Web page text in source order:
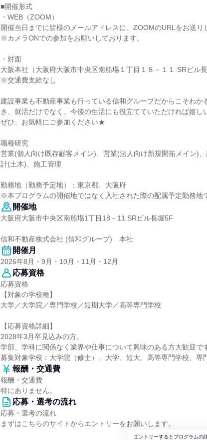
■開催形式
・WEB（ZOOM）
開催当日までに皆様のメールアドレスに、ZOOMのURLをお送り
※カメラONでの参加をお願いしております。
・対面
大阪本社（大阪府大阪市中央区南船場１丁目１８－１１ SRビル長
※交通費支給なし
建設事業も不動産事業も行っている信和グループだからこそわ
き、就活だけでなく、今後の生活にも役立てていただければ嬉し
ぜひ、お気軽にご参加ください★
職種研究
営業(個人向け既存顧客メイン)、営業(法人向け新規開拓メイン)
計(土木)、施工管理
勤務地（勤務予定地）：東京都、大阪府
※本プログラムの開催地ではなく入社された際の配属予定勤務地
開催地
大阪府大阪市中央区南船場1丁目18－11 SRビル長堀5F
信和不動産株式会社 (信和グループ) 本社
開催月
2026年8月・9月・10月・11月・12月
応募資格
応募資格
【対象の学校種】
大学／大学院／専門学校／短期大学／高等専門学校
【応募資格詳細】
2028年3月卒見込みの方。
学部、学科に関係なく業界や仕事について興味のある方大歓迎で
募集対象学校：大学院（修士）、大学、短大、高等専門学校、専
報酬・交通費
報酬・交通費
特にありません。
応募・選考の流れ
応募・選考の流れ
まずはこちらのサイトからエントリーをお願いします。
エントリーするとプログラムの